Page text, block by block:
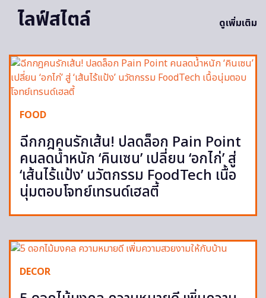
ไลฟ์สไตล์
ดูเพิ่มเติม
FOOD
ฉีกกฎคนรักเส้น! ปลดล็อก Pain Point
คนลดน้ำหนัก ‘คินเซน’ เปลี่ยน ‘อกไก่’ สู่
‘เส้นไร้แป้ง’ นวัตกรรม FoodTech เนื้อ
นุ่มตอบโจทย์เทรนด์เฮลตี้
DECOR